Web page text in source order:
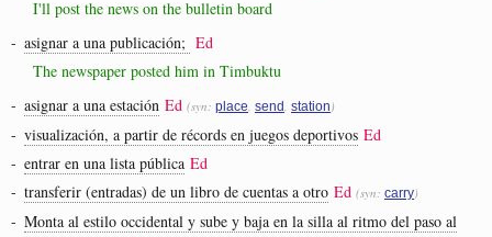
I'll post the news on the bulletin board
- asignar a una publicación; Ed
The newspaper posted him in Timbuktu
- asignar a una estación Ed (syn: place send station )
- visualización, a partir de récords en juegos deportivos Ed
- entrar en una lista pública Ed
- transferir (entradas) de un libro de cuentas a otro Ed (syn: carry)
- Monta al estilo occidental y sube y baja en la silla al ritmo del paso al